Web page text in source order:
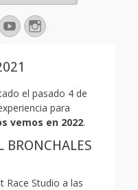
YoutubeInstagram
el pasado 4 de
para
vemos en 2022.
BRONCHALES
Race Studio a las